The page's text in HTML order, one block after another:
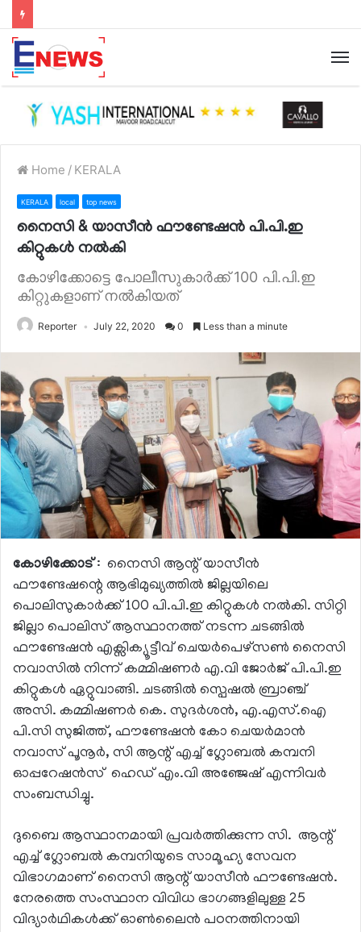
Home / KERALA
KERALA local top news
നൈസി & യാസീൻ ഫൗണ്ടേഷൻ പി.പി.ഇ
കിറ്റുകൾ നൽകി
കോഴിക്കോട്ടെ പോലീസുകാർക്ക് 100 പി.പി.ഇ
കിറ്റുകളാണ് നൽകിയത്
Reporter July 22, 2020 0 Less than a minute
കോഴിക്കോട്: നൈസി ആന്റ് യാസീൻ
ഫൗണ്ടേഷന്റെ ആഭിമുഖ്യത്തിൽ ജില്ലയിലെ
പൊലിസുകാർക്ക് 100 പി.പി.ഇ കിറ്റുകൾ നൽകി. സിറ്റി
ജില്ലാ പൊലിസ് ആസ്ഥാനത്ത് നടന്ന ചടങ്ങിൽ
ഫൗണ്ടേഷൻ എക്സിക്യൂട്ടീവ് ചെയർപെഴ്സൺ നൈസി
നവാസിൽ നിന്ന് കമ്മിഷണർ എ.വി ജോർജ് പി.പി.ഇ
കിറ്റുകൾ ഏറ്റുവാങ്ങി. ചടങ്ങിൽ സ്പെഷൽ ബ്രാഞ്ച്
അസി. കമ്മിഷണർ കെ. സുദർശൻ, എ.എസ്.ഐ
പി.സി സുജിത്ത്, ഫൗണ്ടേഷൻ കോ ചെയർമാൻ
നവാസ് പൂനൂർ, സി ആന്റ് എച്ച് ഗ്ലോബൽ കമ്പനി
ഓപ്പറേഷൻസ് ഹെഡ് എം.വി അഞ്ജേഷ് എന്നിവർ
സംബന്ധിച്ചു.
ദുബൈ ആസ്ഥാനമായി പ്രവർത്തിക്കുന്ന സി. ആന്റ്
എച്ച് ഗ്ലോബൽ കമ്പനിയുടെ സാമൂഹ്യ സേവന
വിഭാഗമാണ് നൈസി ആന്റ് യാസീൻ ഫൗണ്ടേഷൻ.
നേരത്തെ സംസ്ഥാന വിവിധ ഭാഗങ്ങളിലുള്ള 25
വിദ്യാർഥികൾക്ക് ഓൺലൈൻ പഠനത്തിനായി